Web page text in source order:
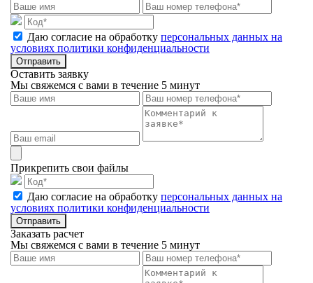
Даю согласие на обработку персональных данных на
условиях политики конфиденциальности
Отправить
Оставить заявку
Мы свяжемся с вами в течение 5 минут
Прикрепить свои файлы
Даю согласие на обработку персональных данных на
условиях политики конфиденциальности
Отправить
Заказать расчет
Мы свяжемся с вами в течение 5 минут